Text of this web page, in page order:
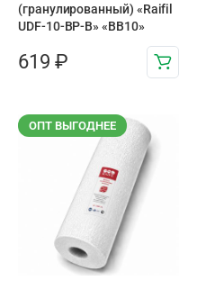
(гранулированный) «Raifil
UDF-10-BP-B» «BB10»
619 ₽
ОПТ ВЫГОДНЕЕ